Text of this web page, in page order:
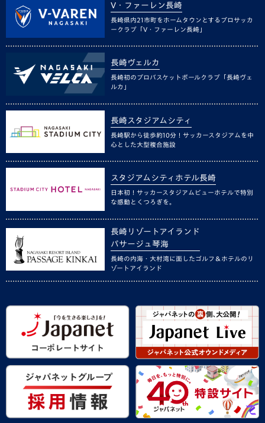
V・ファーレン長崎
長崎県内21市町をホームタウンとするプロサッカ
ークラブ「V・ファーレン長崎」
長崎ヴェルカ
長崎初のプロバスケットボールクラブ「長崎ヴェ
ルカ」
長崎スタジアムシティ
長崎駅から徒歩約10分！サッカースタジアムを中
心とした大型複合施設
スタジアムシティホテル長崎
日本初！サッカースタジアムビューホテルで特別
な感動とくつろぎを。
長崎リゾートアイランド
パサージュ琴海
長崎の内海・大村湾に面したゴルフ＆ホテルのリ
ゾートアイランド